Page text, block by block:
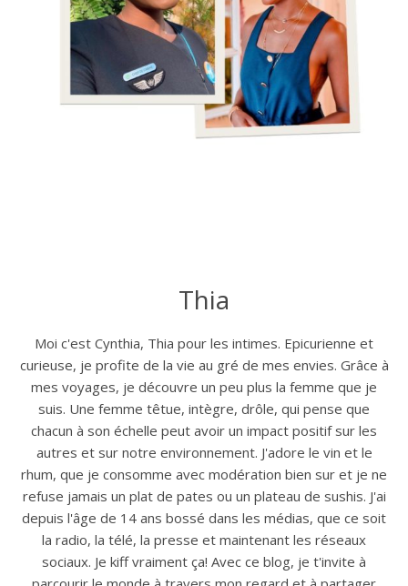
Thia
Moi c'est Cynthia, Thia pour les intimes. Epicurienne et
curieuse, je profite de la vie au gré de mes envies. Grâce à
mes voyages, je découvre un peu plus la femme que je
suis. Une femme têtue, intègre, drôle, qui pense que
chacun à son échelle peut avoir un impact positif sur les
autres et sur notre environnement. J'adore le vin et le
rhum, que je consomme avec modération bien sur et je ne
refuse jamais un plat de pates ou un plateau de sushis. J'ai
depuis l'âge de 14 ans bossé dans les médias, que ce soit
la radio, la télé, la presse et maintenant les réseaux
sociaux. Je kiff vraiment ça! Avec ce blog, je t'invite à